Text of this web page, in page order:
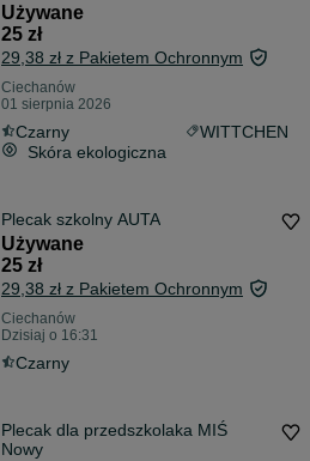
Używane
25 zł
29,38 zł z Pakietem Ochronnym
Ciechanów
01 sierpnia 2026
Czarny
WITTCHEN
Skóra ekologiczna
Plecak szkolny AUTA
Używane
25 zł
29,38 zł z Pakietem Ochronnym
Ciechanów
Dzisiaj o 16:31
Czarny
Plecak dla przedszkolaka MIŚ
Nowy